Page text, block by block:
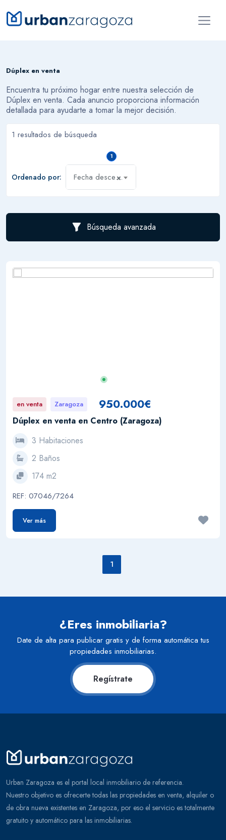
Dúplex en venta
Encuentra tu próximo hogar entre nuestra selección de
Dúplex en venta. Cada anuncio proporciona información
detallada para ayudarte a tomar la mejor decisión.
1 resultados de búsqueda
1
Ordenado por: ×
Fecha descendente
Búsqueda avanzada
en venta Zaragoza 950.000€
Dúplex en venta en Centro (Zaragoza)
3 Habitaciones
2 Baños
174 m2
REF: 07046/7264
Ver más
1
¿Eres inmobiliaria?
Date de alta para publicar gratis y de forma automática tus
propiedades inmobiliarias.
Regístrate
Urban Zaragoza es el portal local inmobiliario de referencia.
Nuestro objetivo es ofrecerte todas las propiedades en venta, alquiler o
de obra nueva existentes en Zaragoza, por eso el servicio es totalmente
gratuito y automático para las inmobiliarias.